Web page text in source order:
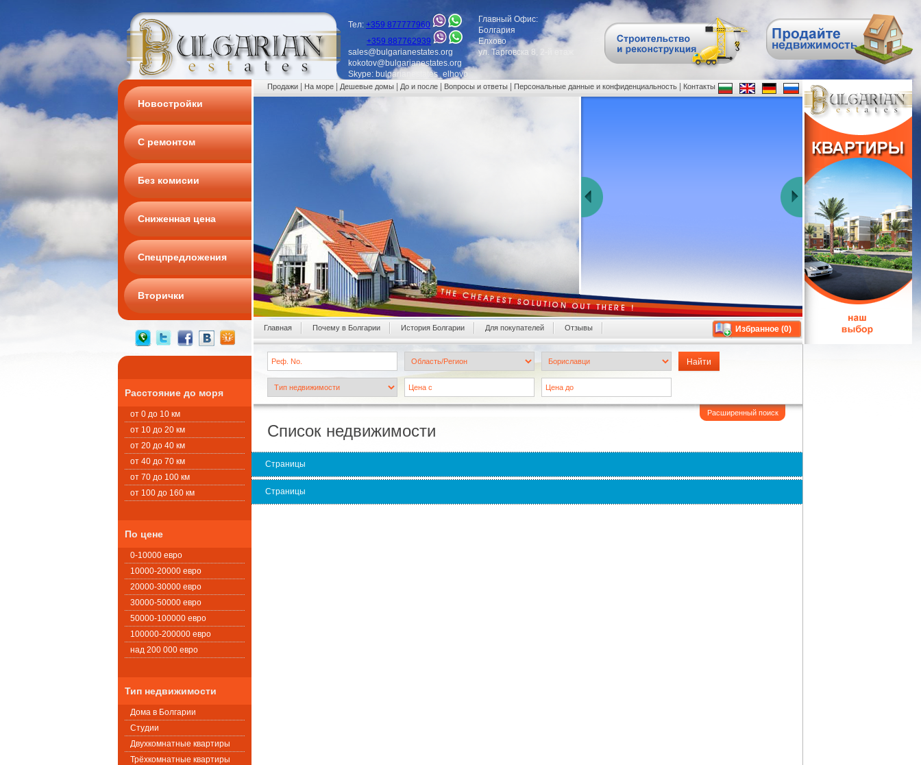
Тел: +359 877777960
+359 887762939
sales@bulgarianestates.org
kokotov@bulgarianestates.org
Skype: bulgarianestates_elhovo
Главный Офис:
Болгария
Елхово
ул. Тарговска 8, 2-й етаж
Новостройки
С ремонтом
Без комисии
Сниженная цена
Спецпредложения
Вторички
Расстояние до моря
от 0 до 10 км
от 10 до 20 км
от 20 до 40 км
от 40 до 70 км
от 70 до 100 км
от 100 до 160 км
По цене
0-10000 евро
10000-20000 евро
20000-30000 евро
30000-50000 евро
50000-100000 евро
100000-200000 евро
над 200 000 евро
Тип недвижимости
Дома в Болгарии
Студии
Двухкомнатные квартиры
Трёхкомнатные квартиры
Продажи На море Дешевые домы До и после Вопросы и ответы Персональные данные и конфиденциальность Контакты
Главная Почему в Болгарии История Болгарии Для покупателей Oтзывы Избранное (0)
Расширенный поиск
Список недвижимости
Страницы
Страницы